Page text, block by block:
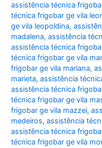
assistência técnica
técnica frigobar ge vila
ge vila leopoldina,
madalena,assistência
assistência técnica
técnica frigobar ge vila
frigobar ge vila mariana,
marieta,assistência
assistência técnica
técnica frigobar ge vila
frigobar ge vila mazzei,
medeiros,assistência
assistência técnica
técnica frigobar ge vila